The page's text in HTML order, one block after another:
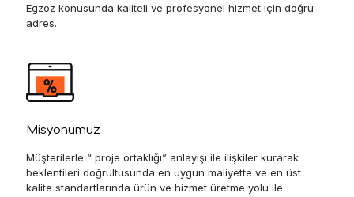
Egzoz konusunda kaliteli ve profesyonel hizmet için doğru
adres.
Misyonumuz
Müşterilerle “ proje ortaklığı” anlayışı ile ilişkiler kurarak
beklentileri doğrultusunda en uygun maliyette ve en üst
kalite standartlarında ürün ve hizmet üretme yolu ile